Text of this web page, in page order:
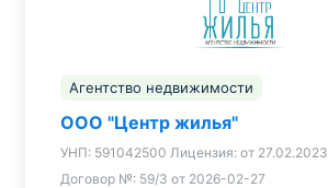
Агентство недвижимости
ООО "Центр жилья"
УНП: 591042500 Лицензия: от 27.02.2023
Договор №: 59/3 от 2026-02-27